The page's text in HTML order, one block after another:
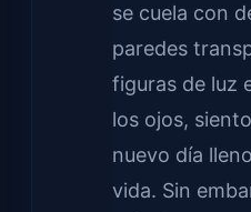
se cuela con
paredes
figuras de luz
los ojos,
nuevo día
vida. Sin